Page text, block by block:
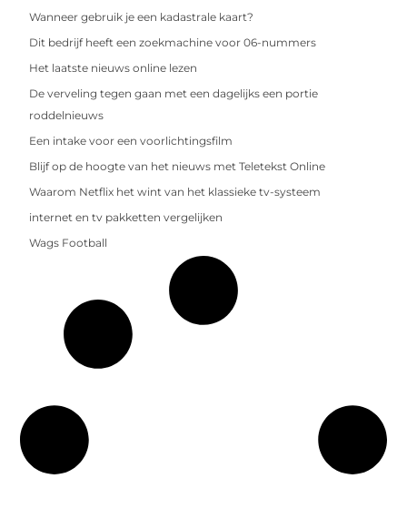
Wanneer gebruik je een kadastrale kaart?
Dit bedrijf heeft een zoekmachine voor 06-nummers
Het laatste nieuws online lezen
De verveling tegen gaan met een dagelijks een portie
roddelnieuws
Een intake voor een voorlichtingsfilm
Blijf op de hoogte van het nieuws met Teletekst Online
Waarom Netflix het wint van het klassieke tv-systeem
internet en tv pakketten vergelijken
Wags Football